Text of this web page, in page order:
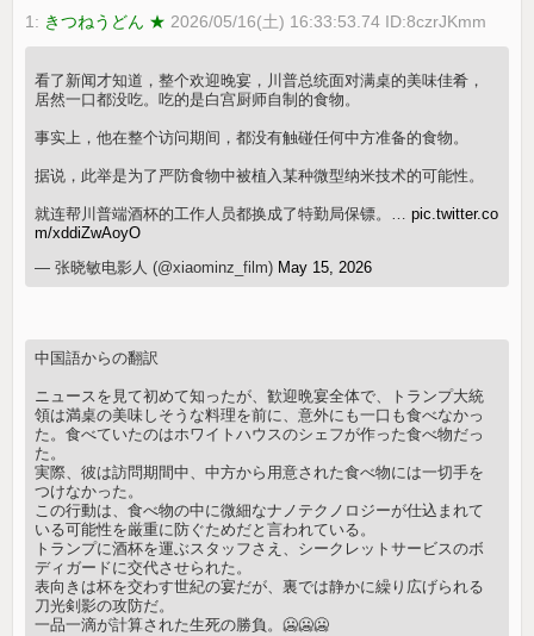
1: きつねうどん ★ 2026/05/16(土) 16:33:53.74 ID:8czrJKmm
看了新闻才知道，整个欢迎晚宴，川普总统面对满桌的美味佳肴，
居然一口都没吃。吃的是白宫厨师自制的食物。
事实上，他在整个访问期间，都没有触碰任何中方准备的食物。
据说，此举是为了严防食物中被植入某种微型纳米技术的可能性。
就连帮川普端酒杯的工作人员都换成了特勤局保镖。…pic.twitter.co
m/xddiZwAoyO
— 张晓敏电影人 (@xiaominz_film) May 15, 2026
中国語からの翻訳
ニュースを見て初めて知ったが、歓迎晩宴全体で、トランプ大統
領は満桌の美味しそうな料理を前に、意外にも一口も食べなかっ
た。食べていたのはホワイトハウスのシェフが作った食べ物だっ
た。
実際、彼は訪問期間中、中方から用意された食べ物には一切手を
つけなかった。
この行動は、食べ物の中に微細なナノテクノロジーが仕込まれて
いる可能性を厳重に防ぐためだと言われている。
トランプに酒杯を運ぶスタッフさえ、シークレットサービスのボ
ディガードに交代させられた。
表向きは杯を交わす世紀の宴だが、裏では静かに繰り広げられる
刀光剣影の攻防だ。
一品一滴が計算された生死の勝負。🥶🥶🥶